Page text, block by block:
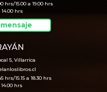
hrs/15.00 a 19.00 hrs
14.00 hrs
5, Villarrica
hrs/15.15 a 18.30 hrs
14.00 hrs